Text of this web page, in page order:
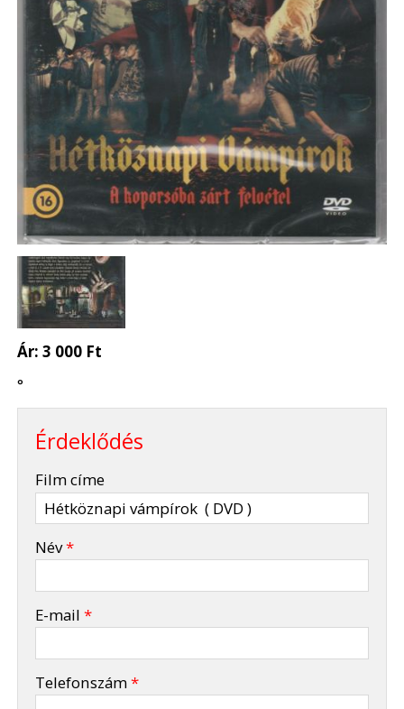
Ár:3 000 Ft
°
Érdeklődés
Film címe
Név*
E-mail*
Telefonszám*